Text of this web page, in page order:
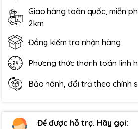
Giao hàng toàn quốc, miễn
2km
Đồng kiểm tra nhận hàng
Phương thức thanh toán linh
Bảo hành, đổi trả theo chính
Để được hỗ trợ. Hãy gọi: